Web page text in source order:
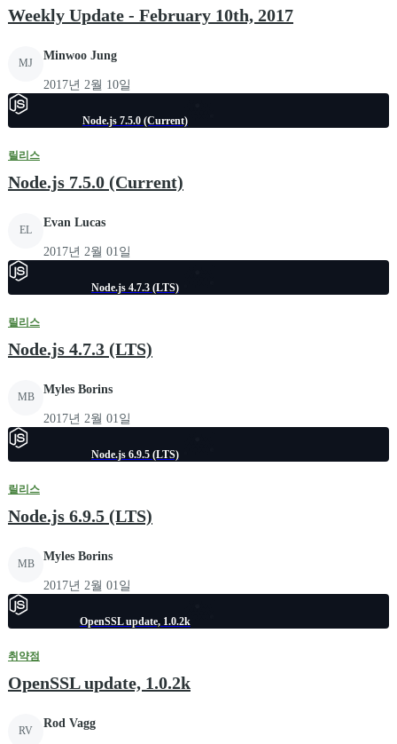
Weekly Update - February 10th, 2017
MJ
Minwoo Jung
2017년 2월 10일
Node.js 7.5.0 (Current)
릴리스
Node.js 7.5.0 (Current)
EL
Evan Lucas
2017년 2월 01일
Node.js 4.7.3 (LTS)
릴리스
Node.js 4.7.3 (LTS)
MB
Myles Borins
2017년 2월 01일
Node.js 6.9.5 (LTS)
릴리스
Node.js 6.9.5 (LTS)
MB
Myles Borins
2017년 2월 01일
OpenSSL update, 1.0.2k
취약점
OpenSSL update, 1.0.2k
RV
Rod Vagg